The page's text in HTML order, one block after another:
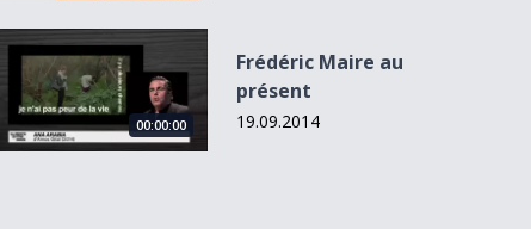
Frédéric Maire au présent
00:00:00
Frédéric Maire au
présent
19.09.2014